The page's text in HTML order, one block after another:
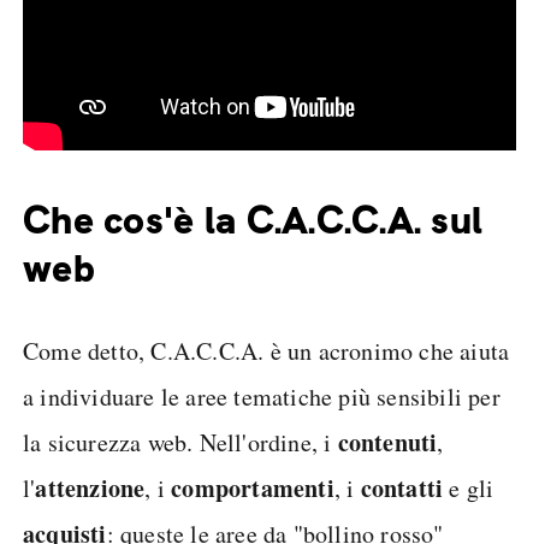
Che cos'è la C.A.C.C.A. sul
web
Come detto, C.A.C.C.A. è un acronimo che aiuta
a individuare le aree tematiche più sensibili per
la sicurezza web. Nell'ordine, i contenuti,
l'attenzione, icomportamenti, i contatti e gli
acquisti: queste le aree da "bollino rosso"